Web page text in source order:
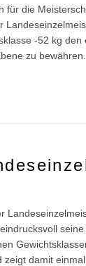
für die
-52 kg den
zu bewähren.
damit